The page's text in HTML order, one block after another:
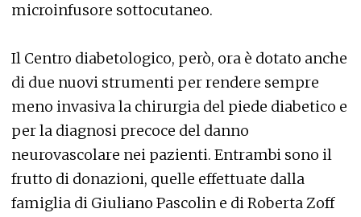
microinfusore sottocutaneo.
Il Centro diabetologico, però, ora è dotato anche
di due nuovi strumenti per rendere sempre
meno invasiva la chirurgia del piede diabetico e
per la diagnosi precoce del danno
neurovascolare nei pazienti. Entrambi sono il
frutto di donazioni, quelle effettuate dalla
famiglia di Giuliano Pascolin e di Roberta Zoff